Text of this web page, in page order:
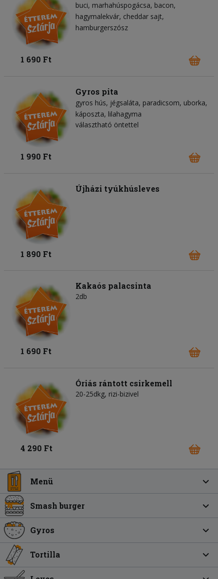
buci marhahúspogácsa bacon
hagymalekvár cheddar sajt
hamburgerszósz
1 690 Ft
Gyros pita
gyros hús jégsaláta paradicsom uborka
káposzta lilahagyma
választható öntettel
1 990 Ft
Újházi tyúkhúsleves
1 890 Ft
Kakaós palacsinta
2db
1 690 Ft
Óriás rántott csirkemell
20-25dkg, rizi-bizivel
4 290 Ft
Menü
Smash burger
Gyros
Tortilla